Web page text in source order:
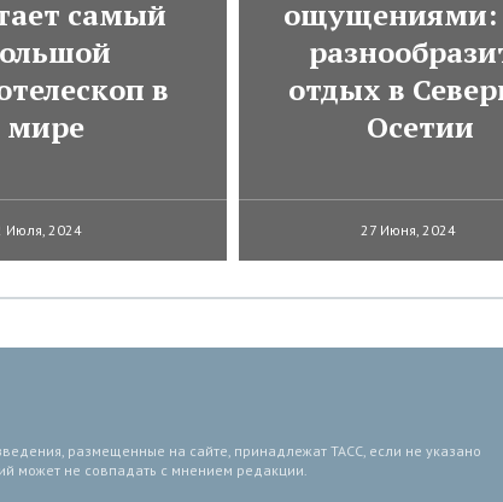
самый
в
мире
Июля, 2024
ощущениями:
отдых в
Осетии
27 Июня, 2024
размещенные на сайте, принадлежат ТАСС, если не указано
может не совпадать с мнением редакции.